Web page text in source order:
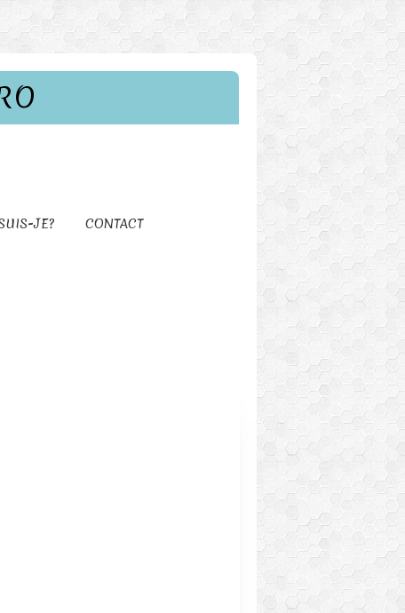
JE? CONTACT